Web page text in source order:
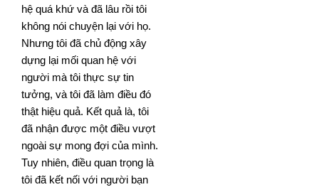
hệ quá khứ và đã lâu rồi tôi
không nói chuyện lại với họ.
Nhưng tôi đã chủ động xây
dựng lại mối quan hệ với
người mà tôi thực sự tin
tưởng, và tôi đã làm điều đó
thật hiệu quả. Kết quả là, tôi
đã nhận được một điều vượt
ngoài sự mong đợi của mình.
Tuy nhiên, điều quan trọng là
tôi đã kết nối với người bạn